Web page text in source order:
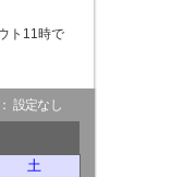
ト11時で
設定なし
土